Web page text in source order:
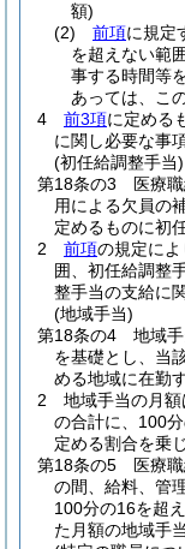
額)
(2)
前項に規定
を超えない範
事する時間等
あっては、こ
4
前3項に定める
に関し必要な事
(初任給調整手当)
第18条の3
医療
用による欠員の
定めるものに初
2
前項の規定に
囲、初任給調整
整手当の支給に
(地域手当)
第18条の4
地域
を基礎とし、当
める地域に在勤
2
地域手当の月
の合計に、100
定める割合を乗
第18条の5
医療
の間、給料、管
100分の16を超
た月額の地域手